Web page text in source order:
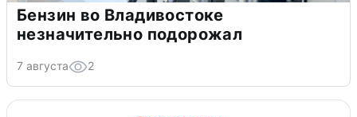
Бензин во Владивостоке
незначительно подорожал
7 августа 2